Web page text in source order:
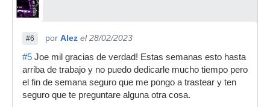
#6 por Alez el 28/02/2023
#5 Joe mil gracias de verdad! Estas semanas esto hasta
arriba de trabajo y no puedo dedicarle mucho tiempo pero
el fin de semana seguro que me pongo a trastear y ten
seguro que te preguntare alguna otra cosa.